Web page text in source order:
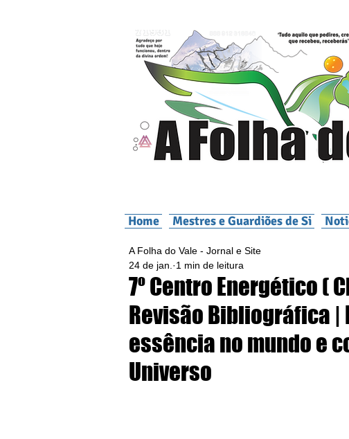
Home Mestres e Guardiões de Si
7º Centro Energético (
Revisão Bibliográfica |
essência no mundo e
Universo
A Folha do Vale - Jornal e Site
24 de jan.
1 min de leitura